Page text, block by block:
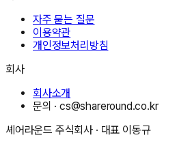
자주 묻는 질문
이용약관
개인정보처리방침
회사
회사소개
문의 ·cs@shareround.co.kr
셰어라운드 주식회사 · 대표 이동규